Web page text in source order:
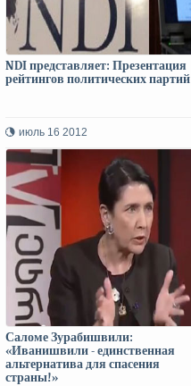
NDI представляет: Презентация
рейтингов политических партий
июль 16 2012
Саломе Зурабишвили:
«Иванишвили - единственная
альтернатива для спасения
страны!»